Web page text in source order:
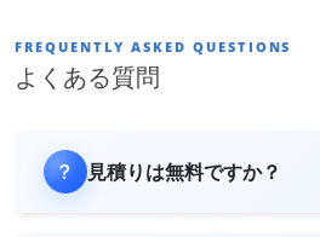
FREQUENTLY ASKED QUESTIONS
よくある質問
見積りは無料ですか？